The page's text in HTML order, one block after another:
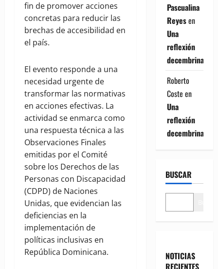
fin de promover acciones
concretas para reducir las
brechas de accesibilidad en
el país.
El evento responde a una
necesidad urgente de
transformar las normativas
en acciones efectivas. La
actividad se enmarca como
una respuesta técnica a las
Observaciones Finales
emitidas por el Comité
sobre los Derechos de las
Personas con Discapacidad
(CDPD) de Naciones
Unidas, que evidencian las
deficiencias en la
implementación de
políticas inclusivas en
República Dominicana.
Pascualina
Reyesen
Una
reflexión
decembrina
Roberto
Coste en
Una
reflexión
decembrina
BUSCAR
NOTICIAS
RECIENTES